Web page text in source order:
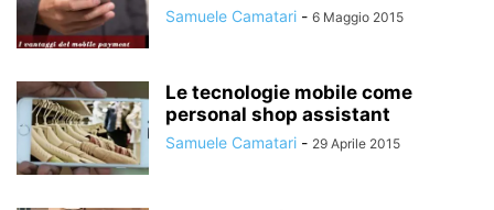
Samuele Camatari - 6 Maggio 2015
Le tecnologie mobile come
personal shop assistant
Samuele Camatari - 29 Aprile 2015